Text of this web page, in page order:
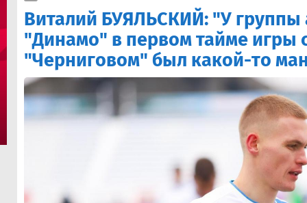
Виталий БУЯЛЬСКИЙ: "У группы
"Динамо" в первом тайме игры
"Черниговом" был какой-то